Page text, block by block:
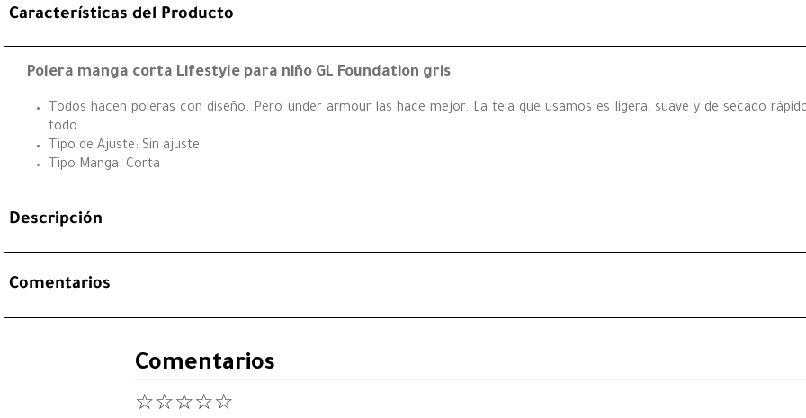
Características del Producto
Polera manga corta Lifestyle para niño GL Foundation gris
Todos hacen poleras con diseño. Pero under armour las hace mejor. La tela que usamos es ligera, suave y de secado
todo.
Tipo de Ajuste: Sin ajuste
Tipo Manga: Corta
Descripción
Comentarios
Comentarios
☆☆☆☆☆